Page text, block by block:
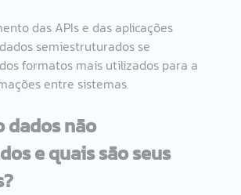
das APIs e das aplicações
semiestruturados se
formatos mais utilizados para a
entre sistemas.
dados não
e quais são seus